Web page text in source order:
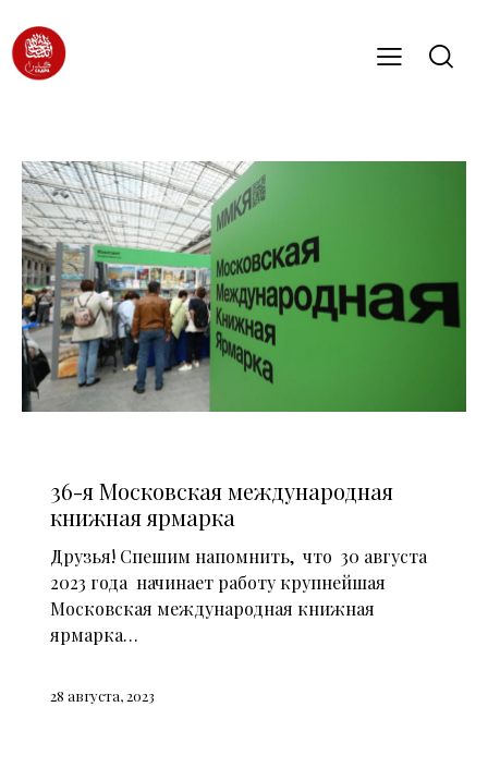
36-я Московская международная
книжная ярмарка
Друзья! Спешим напомнить, что 30 августа
2023 года начинает работу крупнейшая
Московская международная книжная
ярмарка…
28 августа, 2023